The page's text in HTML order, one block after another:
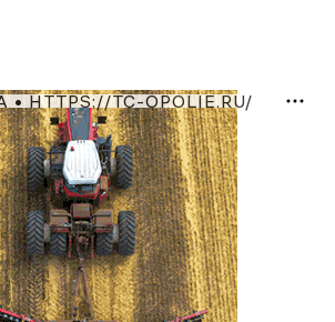
HTTPS://TC-OPOLIE.RU/